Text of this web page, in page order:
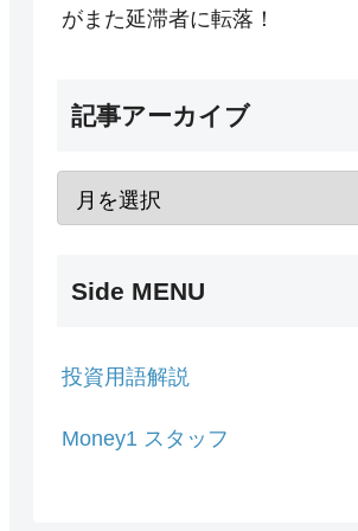
がまた延滞者に転落！
記事アーカイブ
Side MENU
投資用語解説
Money1 スタッフ